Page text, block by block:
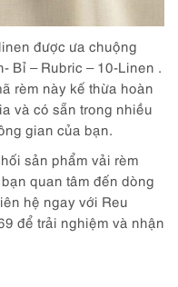
được ưa chuộng
Bỉ – Rubric – 10-Linen .
rèm này kế thừa hoàn
và có sẵn trong nhiều
gian của bạn.
sản phẩm vải rèm
quan tâm đến dòng
hệ ngay với Reu
để trải nghiệm và nhận